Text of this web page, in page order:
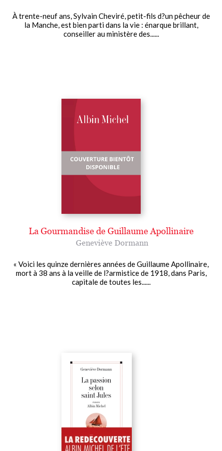
À trente-neuf ans, Sylvain Cheviré, petit-fils d?un pêcheur de
la Manche, est bien parti dans la vie : énarque brillant,
conseiller au ministère des......
La Gourmandise de Guillaume Apollinaire
Geneviève Dormann
« Voici les quinze dernières années de Guillaume Apollinaire,
mort à 38 ans à la veille de l?armistice de 1918, dans Paris,
capitale de toutes les......